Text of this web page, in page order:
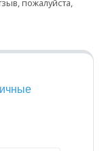
пожалуйста,